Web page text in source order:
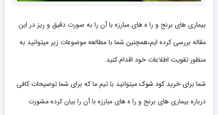
بیماری های برنج و را ه های مبارزه با آن را به صورت دقیق و ریز در این
مقاله بررسی کرده ایم،همچنین شما با مطالعه موضوعات زیر میتوانید به
منظور تقویت اطلاعات خود اقدام کنید.
شما برای خرید کود شوکمیتوانید با تیم ما که برای شما توضیحات کافی
درباره بیماری های برنج و را ه های مبارزه با آن را بیان کرده مشورت